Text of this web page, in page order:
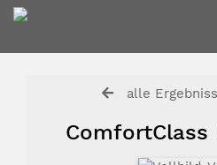
alle
ComfortClass